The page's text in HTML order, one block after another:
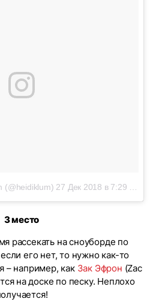
(@heidiklum) 27 Дек 2018 в 7:29 PST
3 место
рассекать на сноуборде по
его нет, то нужно как-то
– например, как Зак Эфрон (Zac
на доске по песку. Неплохо